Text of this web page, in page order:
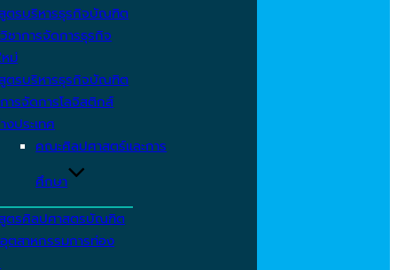
ตรบริหารธุรกิจบัณฑิต
ชาการจัดการธุรกิจ
ม่
ตรบริหารธุรกิจบัณฑิต
ารจัดการโลจิสติกส์
งประเทศ
คณะศิลปศาสตร์และการ
ศึกษา
ตรศิลปศาสตรบัณฑิต
ตสาหกรรมการท่อง